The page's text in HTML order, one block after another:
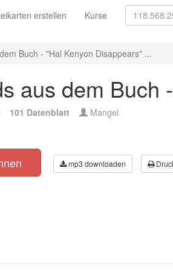
erstellen Kurse
Buch - "Hal Kenyon Disappears" ...
aus dem Buch
101 Datenblatt Mangel
mp3 downloaden